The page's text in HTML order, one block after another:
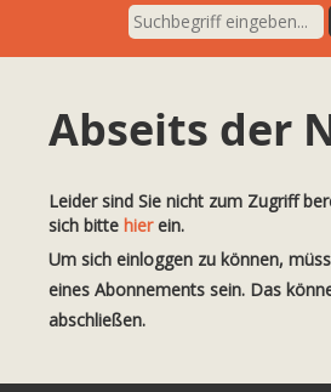
Abseits der
Leider sind Sie nicht zum Zugriff
sich bitte hierein.
Um sich einloggen zu können,
eines Abonnements sein. Das
abschließen.